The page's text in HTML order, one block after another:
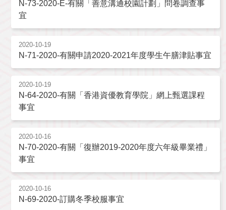
N-73-2020-E-有關「善意溝通校園計劃」問卷調查事
宜
2020-10-19
N-71-2020-有關申請2020-2021年度學生午膳津貼事宜
2020-10-19
N-64-2020-有關「香港資優教育學院」網上甄選課程
事宜
2020-10-16
N-70-2020-有關「復辦2019-2020年度六年級畢業禮」
事宜
2020-10-16
N-69-2020-訂購冬季校服事宜